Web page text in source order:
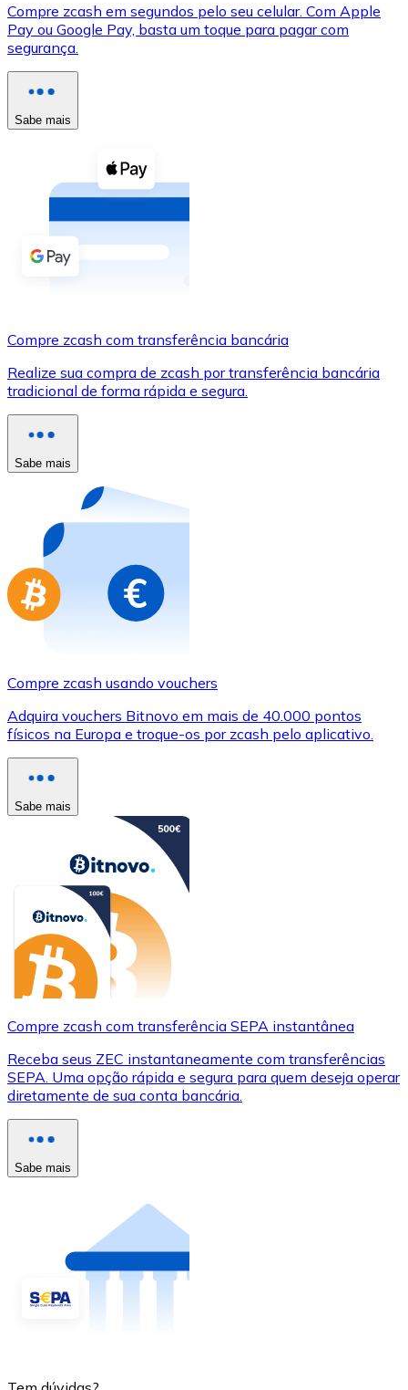
XRP
XRP
Ver tudo
Cupons cripto
Compre criptomoedas com dinheiro e outros
Comprar com dinheiro
Transferência SEPA
Use cartões Visa e Mastercard para comprar
Comprar com cartão
Compre cartões-presente das suas marcas favoritas
Ir para a loja de cartões-presente
Compre zcash em segundos pelo seu celular. Com Apple
Pay ou Google Pay, basta um toque para pagar com
segurança.
Sabe mais
Compre zcash com transferência bancária
Realize sua compra de zcash por transferência bancária
tradicional de forma rápida e segura.
Sabe mais
Compre zcash usando vouchers
Adquira vouchers Bitnovo em mais de 40.000 pontos
físicos na Europa e troque-os por zcash pelo aplicativo.
Sabe mais
Compre zcash com transferência SEPA instantânea
Receba seus ZEC instantaneamente com transferências
SEPA. Uma opção rápida e segura para quem deseja operar
diretamente de sua conta bancária.
Sabe mais